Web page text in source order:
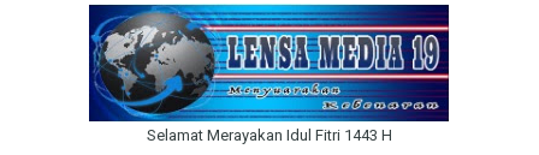
Selamat Merayakan Idul Fitri 1443 H